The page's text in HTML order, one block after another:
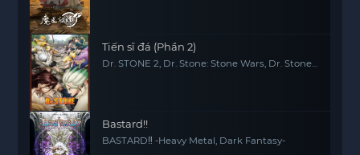
Tiến sĩ đá (Phần 2)
Dr. STONE 2, Dr. Stone: Stone Wars, Dr. Stone
Bastard!!
BASTARD‼ -Heavy Metal, Dark Fantasy-